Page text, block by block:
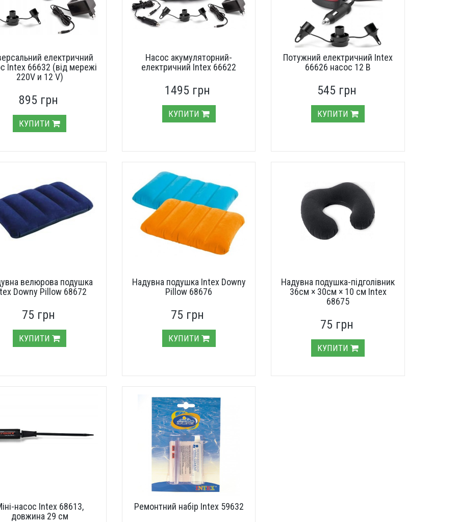
електричний
Intex 66632 (від мережі
220V и 12 V)
895 грн
КУПИТИ
Насос акумуляторний-
електричний Intex 66622
1495 грн
КУПИТИ
Потужний електричний Intex
66626 насос 12 В
545 грн
КУПИТИ
велюрова подушка
Downy Pillow 68672
75 грн
КУПИТИ
Надувна подушка Intex Downy
Pillow 68676
75 грн
КУПИТИ
Надувна подушка-підголівник
36см × 30см × 10 см Intex
68675
75 грн
КУПИТИ
насос Intex 68613,
довжина 29 см
Ремонтний набір Intex 59632